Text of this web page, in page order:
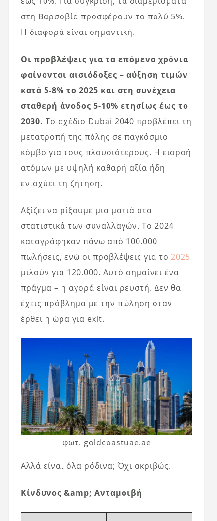
στη Βαρσοβία προσφέρουν το πολύ 5%.
Η διαφορά είναι σημαντική.
Οι προβλέψεις για τα επόμενα χρόνια
φαίνονται αισιόδοξες – αύξηση τιμών
κατά 5-8% το 2025 και στη συνέχεια
σταθερή άνοδος 5-10% ετησίως έως το
2030. Το σχέδιο Dubai 2040 προβλέπει τη
μετατροπή της πόλης σε παγκόσμιο
κόμβο για τους πλουσιότερους. Η εισροή
ατόμων με υψηλή καθαρή αξία ήδη
ενισχύει τη ζήτηση.
Αξίζει να ρίξουμε μια ματιά στα
στατιστικά των συναλλαγών. Το 2024
καταγράφηκαν πάνω από 100.000
πωλήσεις, ενώ οι προβλέψεις για το 2025
μιλούν για 120.000. Αυτό σημαίνει ένα
πράγμα – η αγορά είναι ρευστή. Δεν θα
έχεις πρόβλημα με την πώληση όταν
έρθει η ώρα για exit.
φωτ. goldcoastuae.ae
Αλλά είναι όλα ρόδινα; Όχι ακριβώς.
Κίνδυνος &amp; Ανταμοιβή